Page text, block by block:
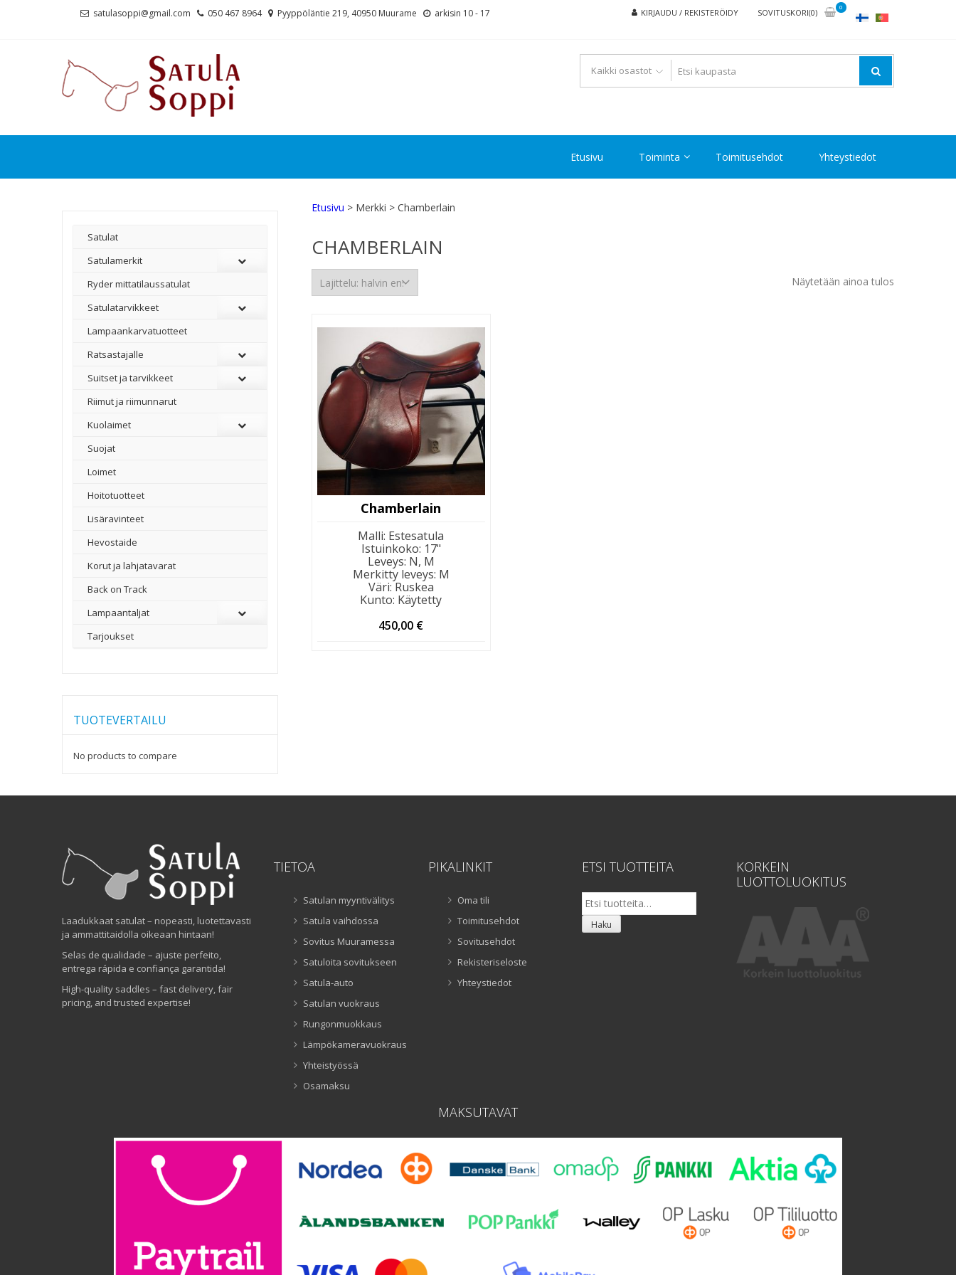
satulasoppi@gmail.com 050 467 8964 Pyyppöläntie 219, 40950 Muurame arkisin 10 - 17 KIRJAUDU / REKISTERÖIDY SOVITUSKORI(0)
0
Etusivu Toiminta Toimitusehdot Yhteystiedot
Etusivu > Merkki > Chamberlain
CHAMBERLAIN
Näytetään ainoa tulos
Chamberlain
Malli: Estesatula
Istuinkoko: 17"
Leveys: N, M
Merkitty leveys: M
Väri: Ruskea
Kunto: Käytetty
450,00 €
Satulat
Satulamerkit
Ryder mittatilaussatulat
Satulatarvikkeet
–
Lampaankarvatuotteet
Ratsastajalle
Suitset ja tarvikkeet
Riimut ja riimunnarut
Kuolaimet
Suojat
Loimet
Hoitotuotteet
Lisäravinteet
Hevostaide
Korut ja lahjatavarat
Back on Track
Lampaantaljat
Tarjoukset
TUOTEVERTAILU
No products to compare
Laadukkaat satulat – nopeasti, luotettavasti
ja ammattitaidolla oikeaan hintaan!
Selas de qualidade – ajuste perfeito,
entrega rápida e confiança garantida!
High-quality saddles – fast delivery, fair
pricing, and trusted expertise!
TIETOA
Satulan myyntivälitys
Satula vaihdossa
Sovitus Muuramessa
Satuloita sovitukseen
Satula-auto
Satulan vuokraus
Rungonmuokkaus
Lämpökameravuokraus
Yhteistyössä
Osamaksu
PIKALINKIT
Oma tili
Toimitusehdot
Sovitusehdot
Rekisteriseloste
Yhteystiedot
ETSI TUOTTEITA
Etsi:
Haku
KORKEIN
LUOTTOLUOKITUS
MAKSUTAVAT